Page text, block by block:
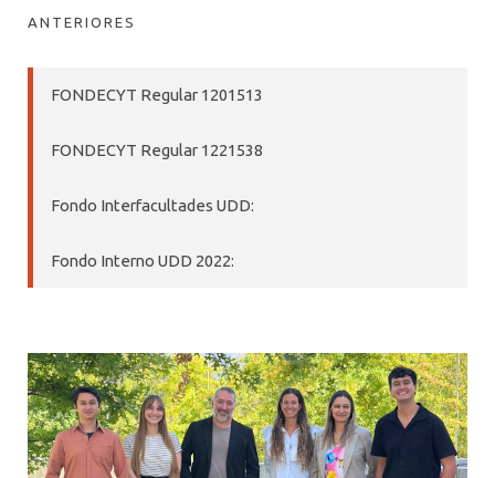
ANTERIORES
FONDECYT Regular 1201513
FONDECYT Regular 1221538
Fondo Interfacultades UDD:
Fondo Interno UDD 2022: